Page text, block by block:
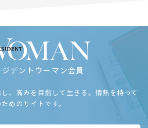
ジデントウーマン会員
、高みを目指して生きる。情熱を持って
めのサイトです。